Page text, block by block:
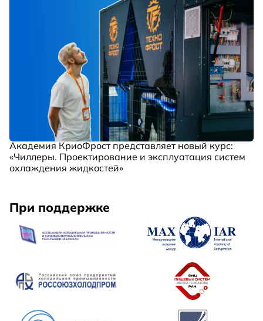
Академия КриоФрост представляет новый курс:
«Чиллеры. Проектирование и эксплуатация систем
охлаждения жидкостей»
При поддержке